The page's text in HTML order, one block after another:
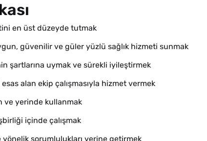
en üst düzeyde tutmak
güvenilir ve güler yüzlü sağlık hizmeti sunmak
şartlarına uymak ve sürekli iyileştirmek
alan ekip çalışmasıyla hizmet vermek
ve yerinde kullanmak
içinde çalışmak
yönelik sorumlulukları yerine getirmek